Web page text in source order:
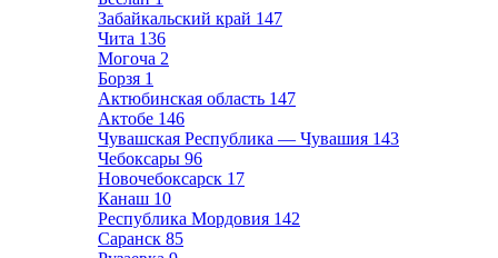
Забайкальский край 147
Чита 136
Могоча 2
Борзя 1
Актюбинская область 147
Актобе 146
Чувашская Республика — Чувашия 143
Чебоксары 96
Новочебоксарск 17
Канаш 10
Республика Мордовия 142
Саранск 85